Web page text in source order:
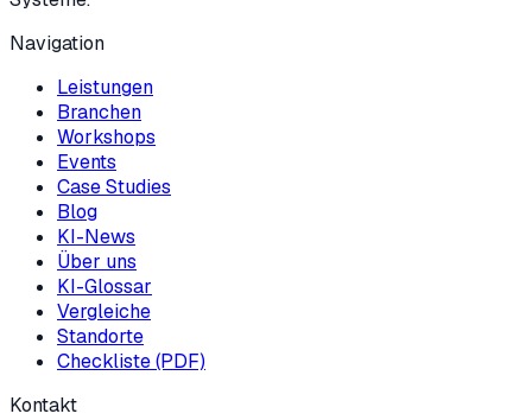
Navigation
Leistungen
Branchen
Workshops
Events
Case Studies
Blog
KI-News
Über uns
KI-Glossar
Vergleiche
Standorte
Checkliste (PDF)
Kontakt